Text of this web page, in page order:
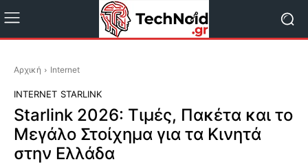
Αρχική Internet
INTERNET STARLINK
Starlink 2026: Τιμές, Πακέτα και το
Μεγάλο Στοίχημα για τα Κινητά
στην Ελλάδα